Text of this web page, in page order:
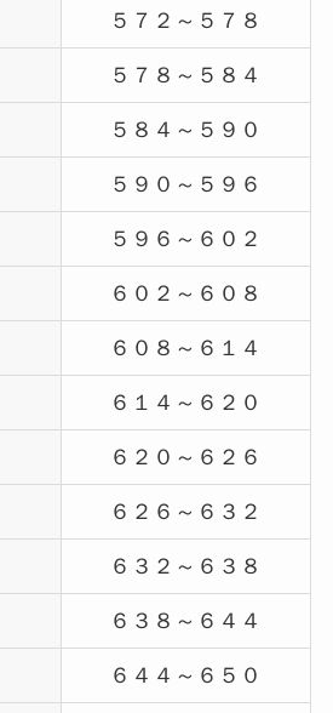
５７２～５７８
５７８～５８４
５８４～５９０
５９０～５９６
５９６～６０２
６０２～６０８
６０８～６１４
６１４～６２０
６２０～６２６
６２６～６３２
６３２～６３８
６３８～６４４
６４４～６５０